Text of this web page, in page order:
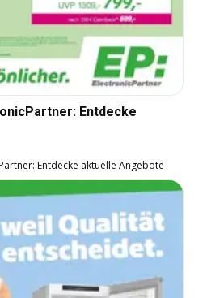
Entdecke
Entdecke aktuelle Angebote